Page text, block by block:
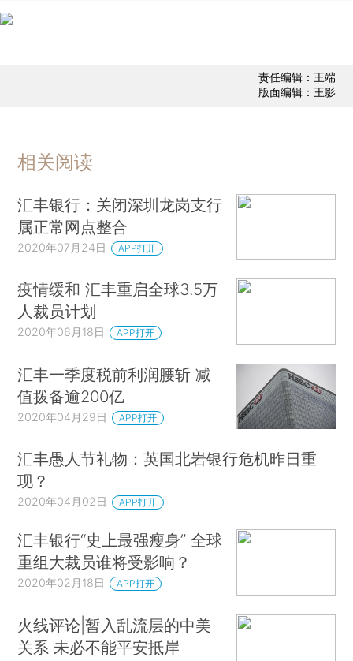
责任编辑：王端
版面编辑：王影
相关阅读
汇丰银行：关闭深圳龙岗支行
属正常网点整合
2020年07月24日 APP打开
疫情缓和 汇丰重启全球3.5万
人裁员计划
2020年06月18日 APP打开
汇丰一季度税前利润腰斩 减
值拨备逾200亿
2020年04月29日 APP打开
汇丰愚人节礼物：英国北岩银行危机昨日重
现？
2020年04月02日 APP打开
汇丰银行“史上最强瘦身” 全球
重组大裁员谁将受影响？
2020年02月18日 APP打开
火线评论|暂入乱流层的中美
关系 未必不能平安抵岸